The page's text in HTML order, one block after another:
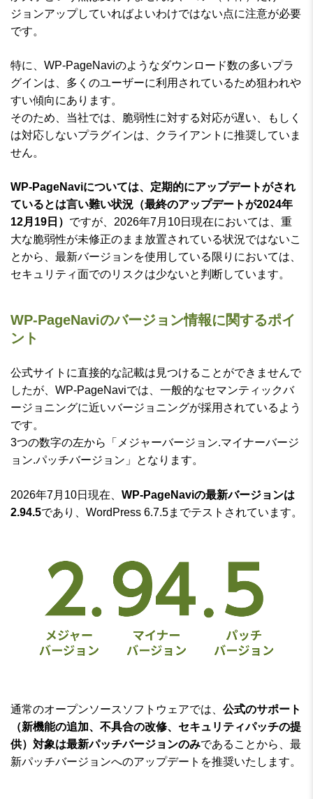
ジョンアップしていればよいわけではない点に注意が必要
です。
特に、WP-PageNaviのようなダウンロード数の多いプラ
グインは、多くのユーザーに利用されているため狙われや
すい傾向にあります。
そのため、当社では、脆弱性に対する対応が遅い、もしく
は対応しないプラグインは、クライアントに推奨していま
せん。
WP-PageNaviについては、定期的にアップデートがされ
ているとは言い難い状況（最終のアップデートが2024年
12月19日） ですが、2026年7月10日現在においては、重
大な脆弱性が未修正のまま放置されている状況ではないこ
とから、最新バージョンを使用している限りにおいては、
セキュリティ面でのリスクは少ないと判断しています。
WP-PageNaviのバージョン情報に関するポイ
ント
公式サイトに直接的な記載は見つけることができませんで
したが、WP-PageNaviでは、一般的なセマンティックバ
ージョニングに近いバージョニングが採用されているよう
です。
3つの数字の左から「メジャーバージョン.マイナーバージ
ョン.パッチバージョン」となります。
2026年7月10日現在、 WP-PageNaviの最新バージョンは
2.94.5であり、WordPress 6.7.5までテストされています。
通常のオープンソースソフトウェアでは、 公式のサポート
（新機能の追加、不具合の改修、セキュリティパッチの提
供）対象は最新パッチバージョンのみであることから、最
新パッチバージョンへのアップデートを推奨いたします。